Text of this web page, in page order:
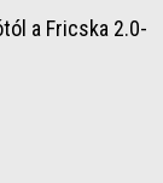
a Fricska 2.0-